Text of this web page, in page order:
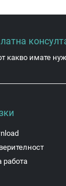
какво имате
работа